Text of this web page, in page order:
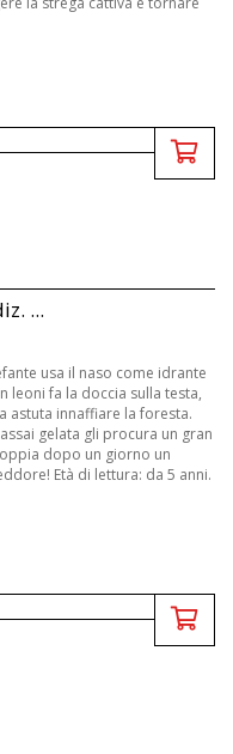
...
usa il naso come idrante
leoni fa la doccia sulla testa,
astuta innaffiare la foresta.
gelata gli procura un gran
dopo un giorno un
Età di lettura: da 5 anni.